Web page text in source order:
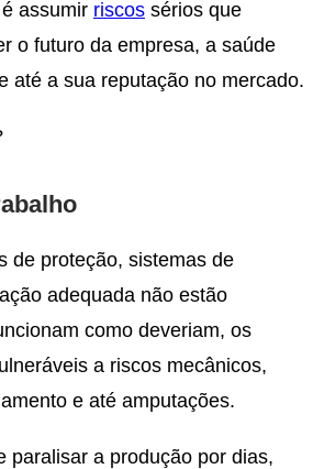
assumir riscos sérios que
o futuro da empresa, a saúde
até a sua reputação no mercado.
de proteção, sistemas de
adequada não estão
como deveriam, os
a riscos mecânicos,
e até amputações.
paralisar a produção por dias,